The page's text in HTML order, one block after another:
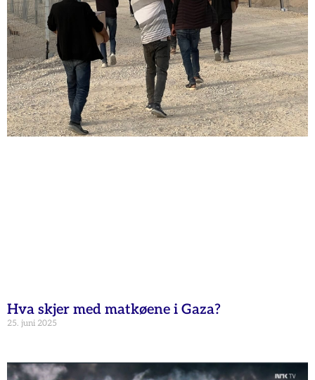
Hva skjer med matkøene i Gaza?
25. juni 2025